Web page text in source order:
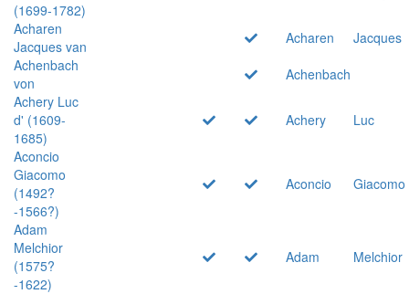
(1699-1782)
Acharen
Jacques van
Acharen
Jacques
Achenbach
von
Achenbach
Achery Luc
d' (1609-
1685)
Achery
Luc
Aconcio
Giacomo
(1492?
-1566?)
Aconcio Giacomo
Adam
Melchior
(1575?
-1622)
Adam Melchior